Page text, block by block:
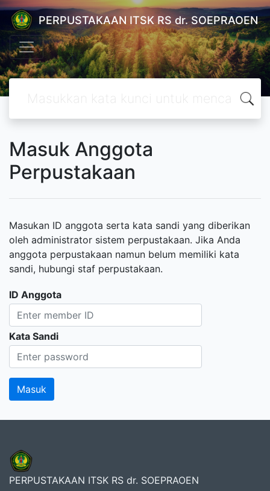
PERPUSTAKAAN ITSK RS dr. SOEPRAOEN
Masuk Anggota
Perpustakaan
Masukan ID anggota serta kata sandi yang diberikan
oleh administrator sistem perpustakaan. Jika Anda
anggota perpustakaan namun belum memiliki kata
sandi, hubungi staf perpustakaan.
ID Anggota
Kata Sandi
PERPUSTAKAAN ITSK RS dr. SOEPRAOEN